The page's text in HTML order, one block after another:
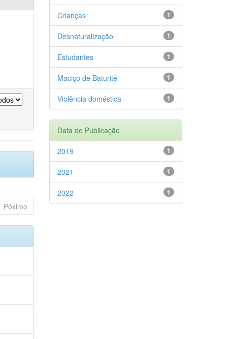
Póximo
1
Crianças
1
Desnaturalização
1
Estudantes
1
Maciço de Baturité
1
Violência doméstica
Data de Publicação
1
2019
1
2021
1
2022